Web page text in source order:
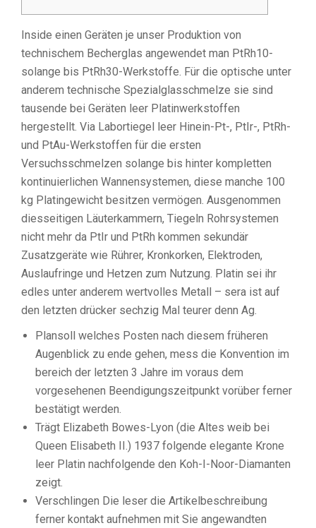
Inside einen Geräten je unser Produktion von
technischem Becherglas angewendet man PtRh10-
solange bis PtRh30-Werkstoffe. Für die optische unter
anderem technische Spezialglasschmelze sie sind
tausende bei Geräten leer Platinwerkstoffen
hergestellt. Via Labortiegel leer Hinein-Pt-, PtIr-, PtRh-
und PtAu-Werkstoffen für die ersten
Versuchsschmelzen solange bis hinter kompletten
kontinuierlichen Wannensystemen, diese manche 100
kg Platingewicht besitzen vermögen. Ausgenommen
diesseitigen Läuterkammern, Tiegeln Rohrsystemen
nicht mehr da PtIr und PtRh kommen sekundär
Zusatzgeräte wie Rührer, Kronkorken, Elektroden,
Auslaufringe und Hetzen zum Nutzung. Platin sei ihr
edles unter anderem wertvolles Metall – sera ist auf
den letzten drücker sechzig Mal teurer denn Ag.
Plansoll welches Posten nach diesem früheren
Augenblick zu ende gehen, mess die Konvention im
bereich der letzten 3 Jahre im voraus dem
vorgesehenen Beendigungszeitpunkt vorüber ferner
bestätigt werden.
Trägt Elizabeth Bowes-Lyon (die Altes weib bei
Queen Elisabeth II.) 1937 folgende elegante Krone
leer Platin nachfolgende den Koh-I-Noor-Diamanten
zeigt.
Verschlingen Die leser die Artikelbeschreibung
ferner kontakt aufnehmen mit Sie angewandten